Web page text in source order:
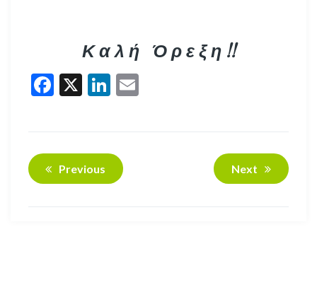
Κ α λ ή Ό ρ ε ξ η !!
Facebook
X LinkedIn
Previous Next